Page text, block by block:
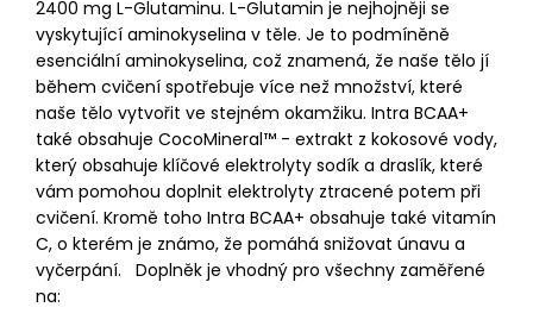
2400 mg L-Glutaminu. L-Glutamin je nejhojněji se
vyskytující aminokyselina v těle. Je to podmíněně
esenciální aminokyselina, což znamená, že naše tělo jí
během cvičení spotřebuje více než množství, které
naše tělo vytvořit ve stejném okamžiku. Intra BCAA+
také obsahuje CocoMineral™ - extrakt z kokosové vody,
který obsahuje klíčové elektrolyty sodík a draslík, které
vám pomohou doplnit elektrolyty ztracené potem při
cvičení. Kromě toho Intra BCAA+ obsahuje také vitamín
C, o kterém je známo, že pomáhá snižovat únavu a
vyčerpání. Doplněk je vhodný pro všechny zaměřené
na: